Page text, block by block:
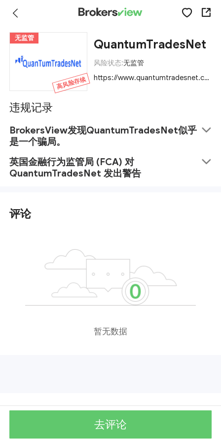
无监管
高风险存续
QuantumTradesNet
风险状态:无监管
https://www.quantumtradesnet.com/
违规记录
BrokersView发现QuantumTradesNet似乎
是一个骗局。
英国金融行为监管局 (FCA) 对
QuantumTradesNet 发出警告
评论
暂无数据
去评论